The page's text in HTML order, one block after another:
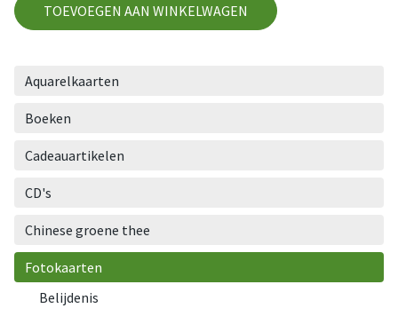
Aquarelkaarten
Boeken
Cadeauartikelen
CD's
Chinese groene thee
Fotokaarten
Belijdenis
TOEVOEGEN AAN WINKELWAGEN